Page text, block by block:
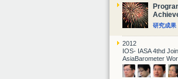
研究成果
2012
IOS- IASA 4thd
AsiaBarometer